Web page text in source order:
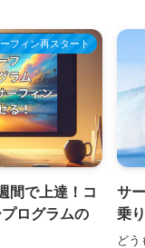
フィン再スタート
間で上達！コ
ログラムの
サ
乗
どう